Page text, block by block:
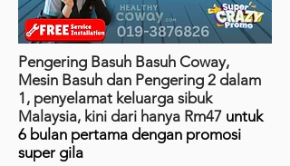
Pengering Basuh Basuh Coway,
Mesin Basuh dan Pengering 2 dalam
1, penyelamat keluarga sibuk
Malaysia, kini dari hanya Rm47 untuk
6 bulan pertama dengan promosi
super gila